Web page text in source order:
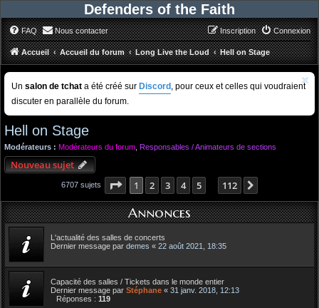
Defenders of the Faith
FAQ Nous contacter Connexion
Inscription
Accueil Accueil du forum Long Live the Loud Hell on Stage
Un salon de tchat a été créé sur Discord , pour ceux et celles qui voudraient
discuter en parallèle du forum.
Hell on Stage
Modérateurs : Modérateurs du forum Responsables / Animateurs de sections
Nouveau sujet
6707 sujets Page 1sur112
1 2 3 4 5 112
Annonces
L'actualité des salles de concerts
Dernier message par demes « 22 août 2021, 18:35
Capacité des salles / Tickets dans le monde entier
Dernier message par Stéphane « 31 janv. 2018, 12:13
Réponses : 119